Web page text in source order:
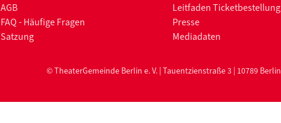
AGB
FAQ - Häufige Fragen
Satzung
Leitfaden Ticketbestellung
Presse
Mediadaten
© TheaterGemeinde Berlin e. V. | Tauentzienstraße 3 | 10789 Berlin